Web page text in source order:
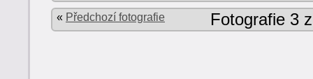
« Předchozí fotografie Fotografie 3